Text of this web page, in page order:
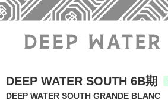
DEEP WATER SOUTH 6B期
DEEP WATER SOUTH GRANDE BLANC